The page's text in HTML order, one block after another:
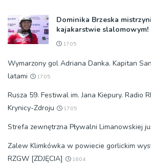
Dominika Brzeska
kajakarstwie slalomowym!
17:05
Wymarzony gol Adriana Danka. Kapitan
latami
17:05
Rusza 59. Festiwal im. Jana Kiepury. Radio
Krynicy-Zdroju
17:05
Strefa zewnętrzna Pływalni Limanowskiej
Zalew Klimkówka w powiecie gorlickim
RZGW [ZDJĘCIA]
16:04